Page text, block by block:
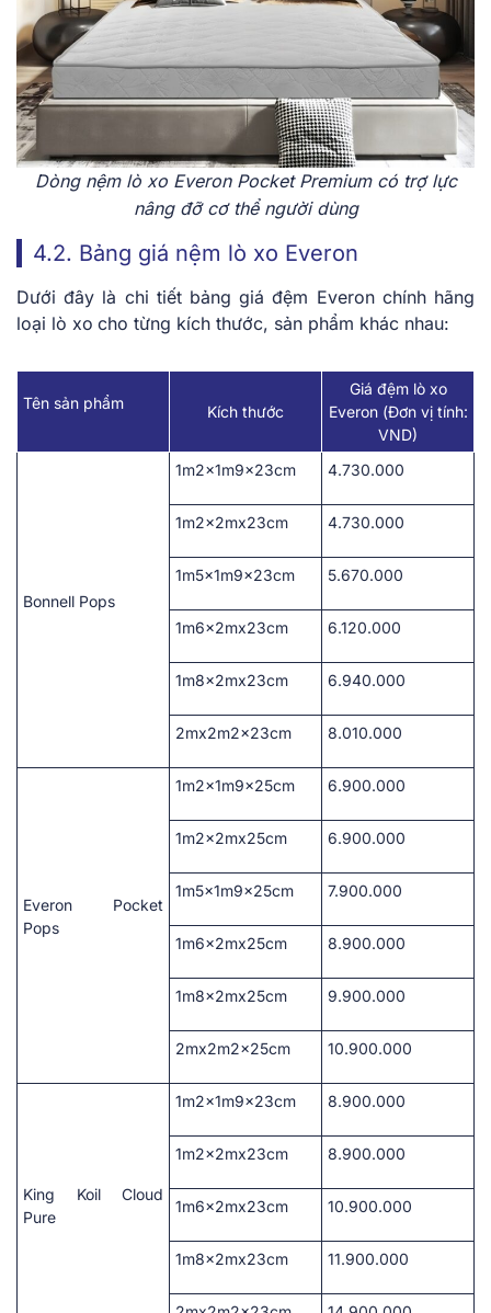
Dòng nệm lò xo Everon Pocket Premium có trợ lực
nâng đỡ cơ thể người dùng
4.2. Bảng giá nệm lò xo Everon
Dưới đây là chi tiết bảng giá đệm Everon chính hãng
loại lò xo cho từng kích thước, sản phẩm khác nhau:
Tên sản phẩm Kích thước
Giá đệm lò xo
Everon (Đơn vị tính:
VND)
Bonnell Pops
1m2x1m9x23cm 4.730.000
1m2x2mx23cm 4.730.000
1m5x1m9x23cm 5.670.000
1m6x2mx23cm 6.120.000
1m8x2mx23cm 6.940.000
2mx2m2x23cm 8.010.000
Everon Pocket
Pops
1m2x1m9x25cm 6.900.000
1m2x2mx25cm 6.900.000
1m5x1m9x25cm 7.900.000
1m6x2mx25cm 8.900.000
1m8x2mx25cm 9.900.000
2mx2m2x25cm 10.900.000
King Koil Cloud
Pure
1m2x1m9x23cm 8.900.000
1m2x2mx23cm 8.900.000
1m6x2mx23cm 10.900.000
1m8x2mx23cm 11.900.000